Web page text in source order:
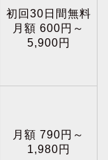
初回30日間無料
月額 600円～
5,900円
月額 790円～
1,980円